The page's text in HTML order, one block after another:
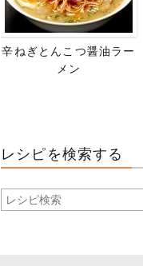
辛ねぎとんこつ醤油ラー
メン
レシピを検索する